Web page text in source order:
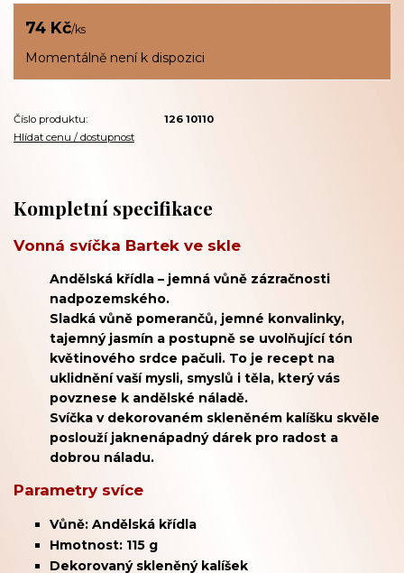
74 Kč/ks
Momentálně není k dispozici
Číslo produktu:
126 10110
Hlídat cenu / dostupnost
Kompletní specifikace
Vonná svíčka Bartek ve skle
Andělská křídla – jemná vůně zázračnosti
nadpozemského.
Sladká vůně pomerančů, jemné konvalinky,
tajemný jasmín a postupně se uvolňující tón
květinového srdce pačuli. To je recept na
uklidnění vaší mysli, smyslů i těla, který vás
povznese k andělské náladě.
Svíčka v dekorovaném skleněném kalíšku skvěle
poslouží jaknenápadný dárek pro radost a
dobrou náladu.
Parametry svíce
Vůně: Andělská křídla
Hmotnost: 115 g
Dekorovaný skleněný kalíšek